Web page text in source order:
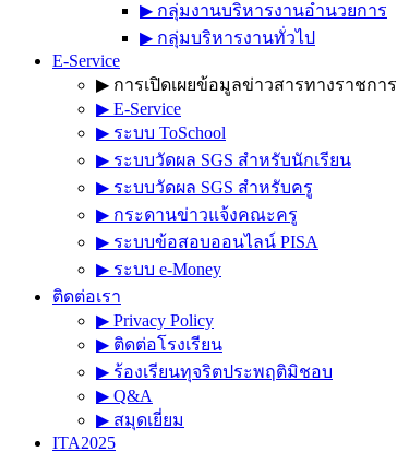
▶︎ กลุ่มงานบริหารงานอำนวยการ
▶︎ กลุ่มบริหารงานทั่วไป
E-Service
▶︎ การเปิดเผยข้อมูลข่าวสารทางราชการ
▶︎ E-Service
▶︎ ระบบ ToSchool
▶︎ ระบบวัดผล SGS สำหรับนักเรียน
▶︎ ระบบวัดผล SGS สำหรับครู
▶︎ กระดานข่าวแจ้งคณะครู
▶︎ ระบบข้อสอบออนไลน์ PISA
▶︎ ระบบ e-Money
ติดต่อเรา
▶︎ Privacy Policy
▶︎ ติดต่อโรงเรียน
▶︎ ร้องเรียนทุจริตประพฤติมิชอบ
▶︎ Q&A
▶︎ สมุดเยี่ยม
ITA2025